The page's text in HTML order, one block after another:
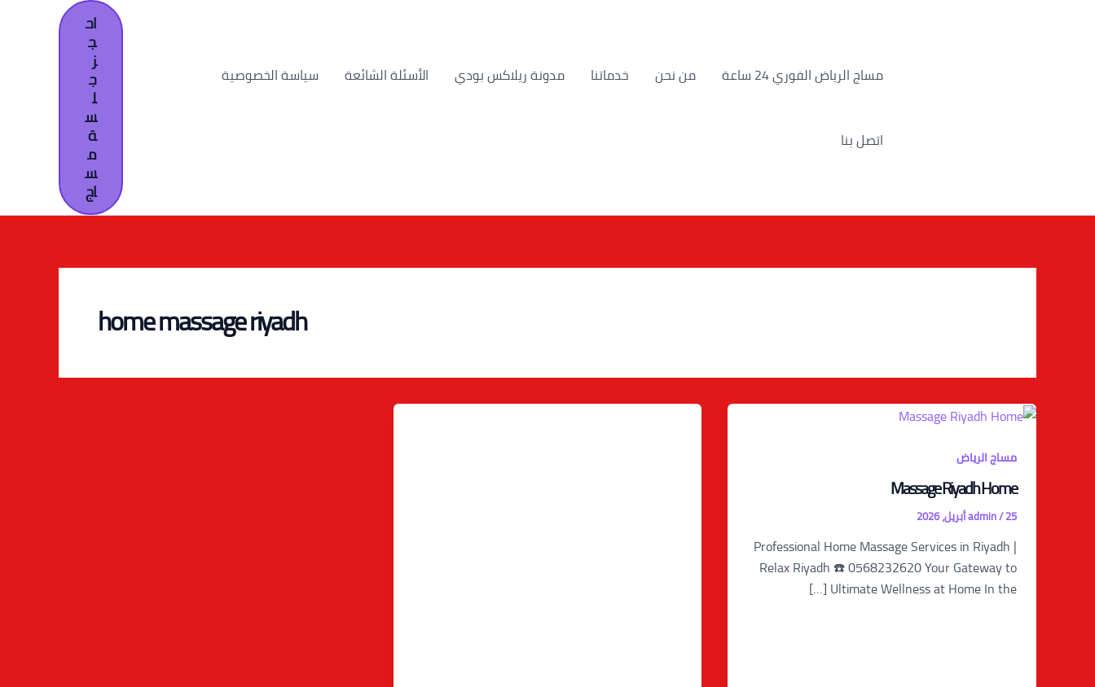
مساج الرياض الفوري 24 ساعة
من نحن خدماتنا مدونة ريلاكس بودي الأسئلة الشائعة سياسة الخصوصية
اتصل بنا
اح
ج
ز
ج
ل
س
ة
م
س
اج
home massage riyadh
مساج الرياض
Massage Riyadh Home
admin/25 أبريل، 2026
Professional Home Massage Services in Riyadh |
Relax Riyadh ☎️ 0568232620 Your Gateway to
Ultimate Wellness at Home In the […]